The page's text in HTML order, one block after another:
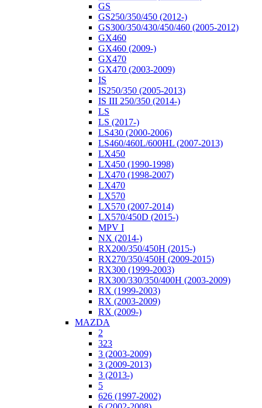
GS
GS250/350/450 (2012-)
GS300/350/430/450/460 (2005-2012)
GX460
GX460 (2009-)
GX470
GX470 (2003-2009)
IS
IS250/350 (2005-2013)
IS III 250/350 (2014-)
LS
LS (2017-)
LS430 (2000-2006)
LS460/460L/600HL (2007-2013)
LX450
LX450 (1990-1998)
LX470 (1998-2007)
LX470
LX570
LX570 (2007-2014)
LX570/450D (2015-)
MPV I
NX (2014-)
RX200/350/450H (2015-)
RX270/350/450H (2009-2015)
RX300 (1999-2003)
RX300/330/350/400H (2003-2009)
RX (1999-2003)
RX (2003-2009)
RX (2009-)
MAZDA
2
323
3 (2003-2009)
3 (2009-2013)
3 (2013-)
5
626 (1997-2002)